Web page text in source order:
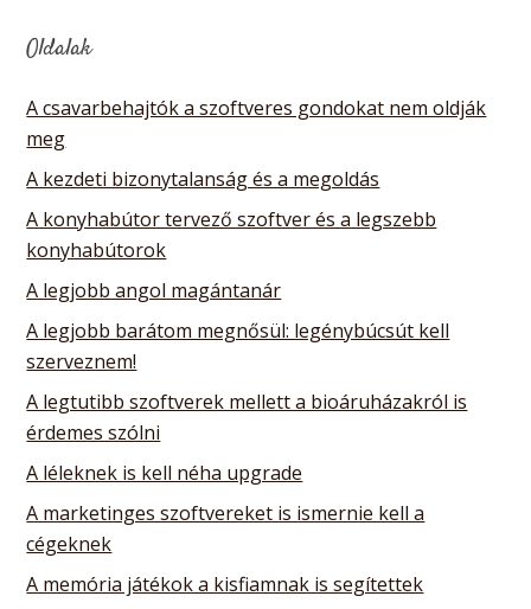
Oldalak
A csavarbehajtók a szoftveres gondokat nem oldják
meg
A kezdeti bizonytalanság és a megoldás
A konyhabútor tervező szoftver és a legszebb
konyhabútorok
A legjobb angol magántanár
A legjobb barátom megnősül: legénybúcsút kell
szerveznem!
A legtutibb szoftverek mellett a bioáruházakról is
érdemes szólni
A léleknek is kell néha upgrade
A marketinges szoftvereket is ismernie kell a
cégeknek
A memória játékok a kisfiamnak is segítettek